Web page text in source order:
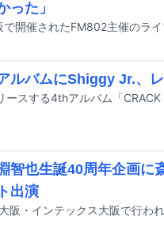
った」
ルバムにShiggy Jr.、
智也生誕40周年企画に
出演